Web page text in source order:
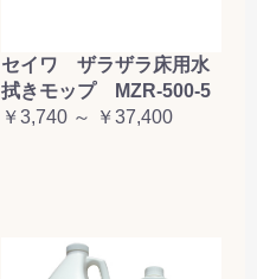
セイワ ザラザラ床用水
拭きモップ MZR-500-5
￥3,740 ～ ￥37,400